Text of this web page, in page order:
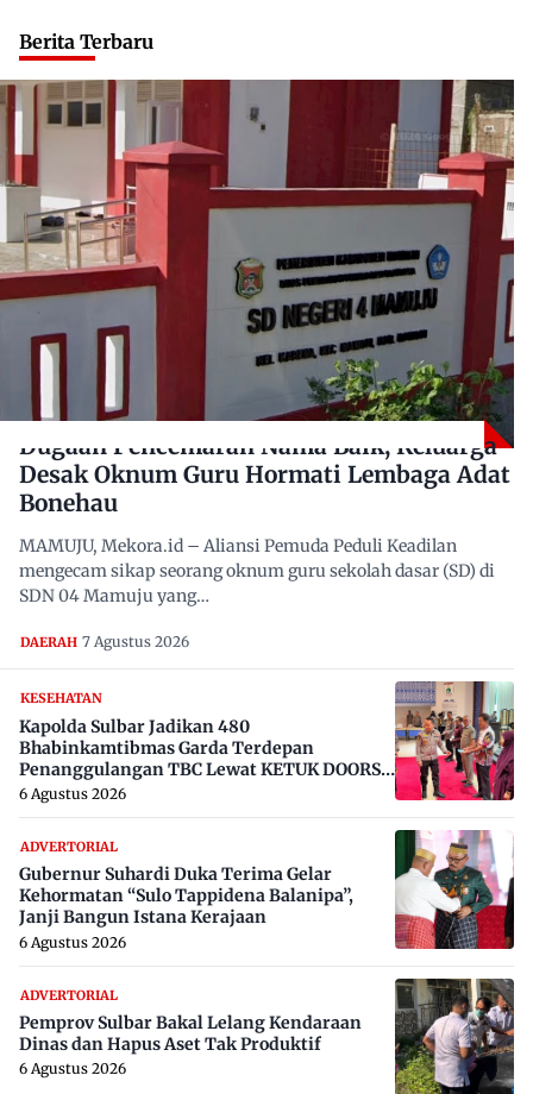
Berita Terbaru
Dugaan Pencemaran Nama Baik, Keluarga
Desak Oknum Guru Hormati Lembaga Adat
Bonehau
MAMUJU, Mekora.id – Aliansi Pemuda Peduli Keadilan
mengecam sikap seorang oknum guru sekolah dasar (SD) di
SDN 04 Mamuju yang…
DAERAH 7 Agustus 2026
KESEHATAN
Kapolda Sulbar Jadikan 480
Bhabinkamtibmas Garda Terdepan
Penanggulangan TBC Lewat KETUK DOORS
di 650 Desa
6 Agustus 2026
ADVERTORIAL
Gubernur Suhardi Duka Terima Gelar
Kehormatan “Sulo Tappidena Balanipa”,
Janji Bangun Istana Kerajaan
6 Agustus 2026
ADVERTORIAL
Pemprov Sulbar Bakal Lelang Kendaraan
Dinas dan Hapus Aset Tak Produktif
6 Agustus 2026